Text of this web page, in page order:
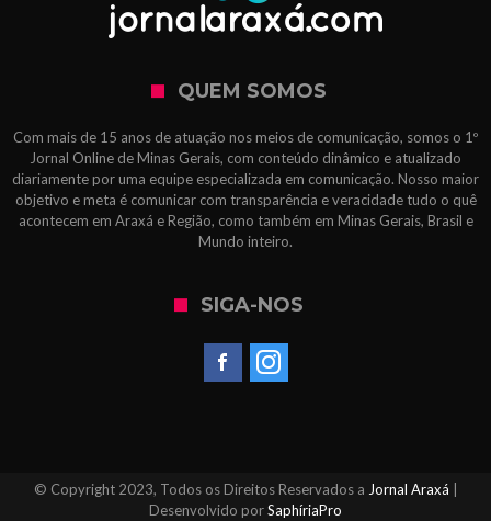
QUEM SOMOS
Com mais de 15 anos de atuação nos meios de comunicação, somos o 1º
Jornal Online de Minas Gerais, com conteúdo dinâmico e atualizado
diariamente por uma equipe especializada em comunicação. Nosso maior
objetivo e meta é comunicar com transparência e veracidade tudo o quê
acontecem em Araxá e Região, como também em Minas Gerais, Brasil e
Mundo inteiro.
SIGA-NOS
© Copyright 2023, Todos os Direitos Reservados a Jornal Araxá
Desenvolvido porSaphíriaPro